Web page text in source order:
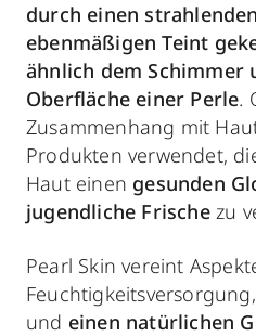
durch einen
ebenmäßigen Teint
ähnlich dem Schimmer
Oberfläche einer Perle.
Zusammenhang mit
Produkten verwendet,
Haut einen gesunden
jugendliche Frische zu
Pearl Skin vereint
und einen natürlichen